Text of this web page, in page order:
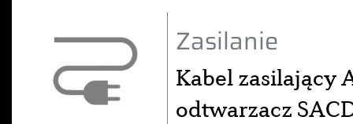
Zasilanie
Kabel zasilający
odtwarzacz